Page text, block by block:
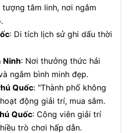
tượng tâm linh, nơi ngắm
: Di tích lịch sử ghi dấu thời
Ninh: Nơi thưởng thức hải
ngắm bình minh đẹp.
Quốc: "Thành phố không
động giải trí, mua sắm.
Quốc: Công viên giải trí
trò chơi hấp dẫn.